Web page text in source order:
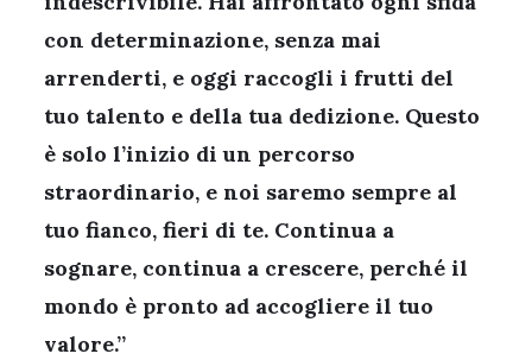
con determinazione, senza mai
arrenderti, e oggi raccogli i frutti del
tuo talento e della tua dedizione. Questo
è solo l’inizio di un percorso
straordinario, e noi saremo sempre al
tuo fianco, fieri di te. Continua a
sognare, continua a crescere, perché il
mondo è pronto ad accogliere il tuo
valore.”